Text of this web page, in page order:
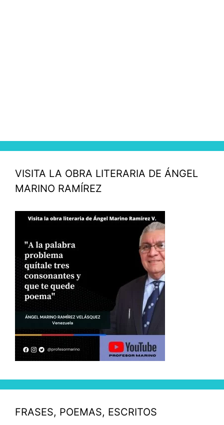
VISITA LA OBRA LITERARIA DE ÁNGEL
MARINO RAMÍREZ
FRASES, POEMAS, ESCRITOS